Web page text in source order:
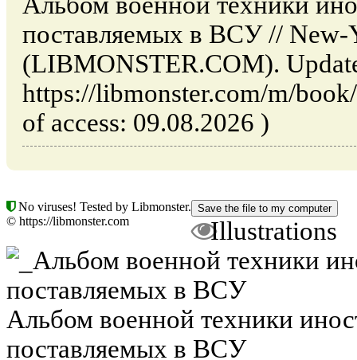
поставляемых в ВСУ // New-
(LIBMONSTER.COM).
https://libmonster.com/m/
of access: 09.08.2026 )
No viruses! Tested by Libmonster.
© https://libmonster.com
Illustrations
Альбом военной техники
поставляемых в ВСУ